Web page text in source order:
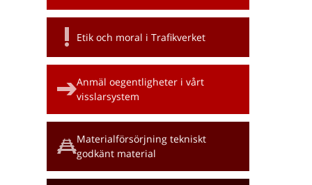
Etik och moral i Trafikverket
Anmäl oegentligheter i vårt
visslarsystem
Materialförsörjning tekniskt
godkänt material